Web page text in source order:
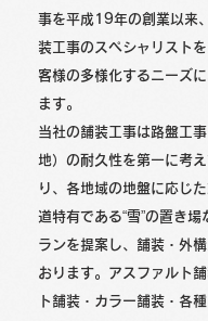
事を平成19年の創業以来
装工事のスペシャリスト
客様の多様化するニーズ
ます。
当社の舗装工事は路盤工
地）の耐久性を第一に考
り、各地域の地盤に応じ
道特有である“雪”の置き
ランを提案し、舗装・外
おります。アスファルト
ト舗装・カラー舗装・各